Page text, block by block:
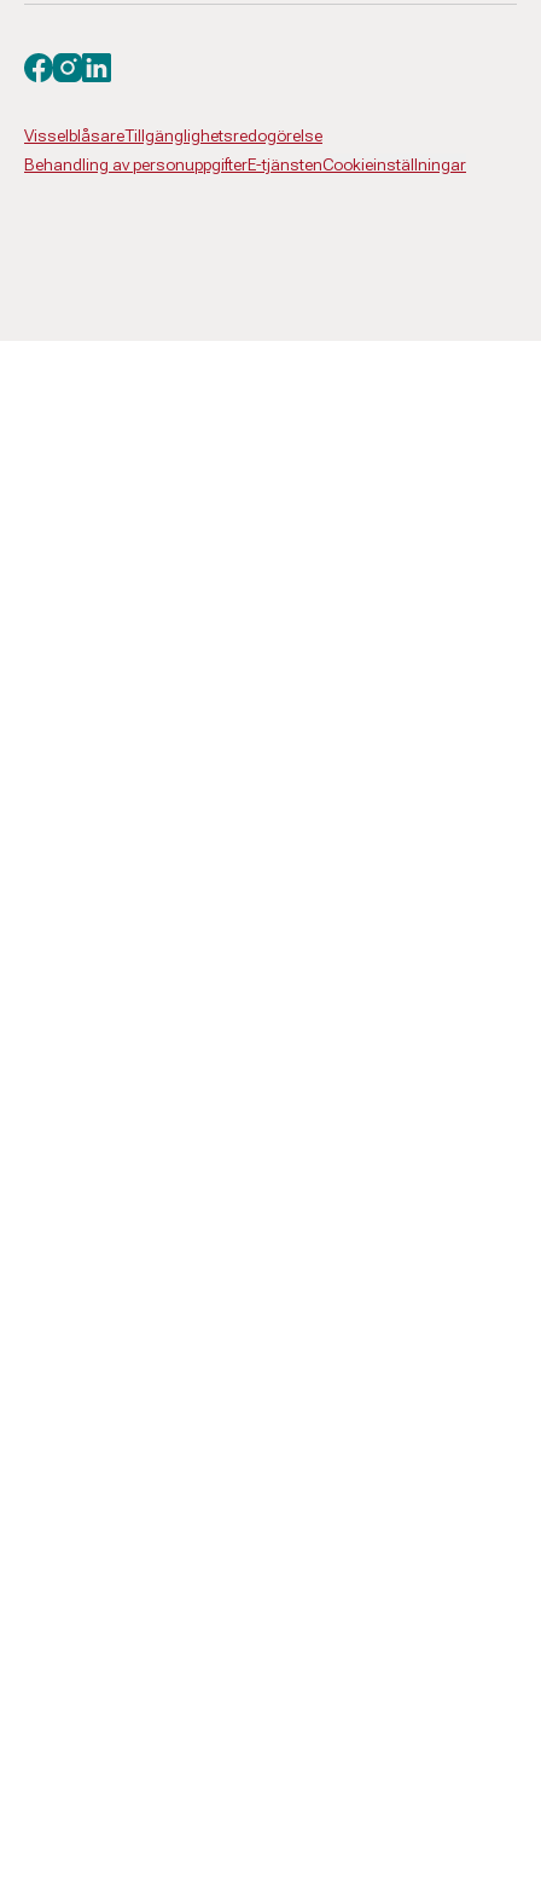
VisselblåsareTillgänglighetsredogörelse
Behandling av personuppgifterE-tjänstenCookieinställningar
Besök oss på facebook
Besök oss på instagram
Besök oss på linkedin